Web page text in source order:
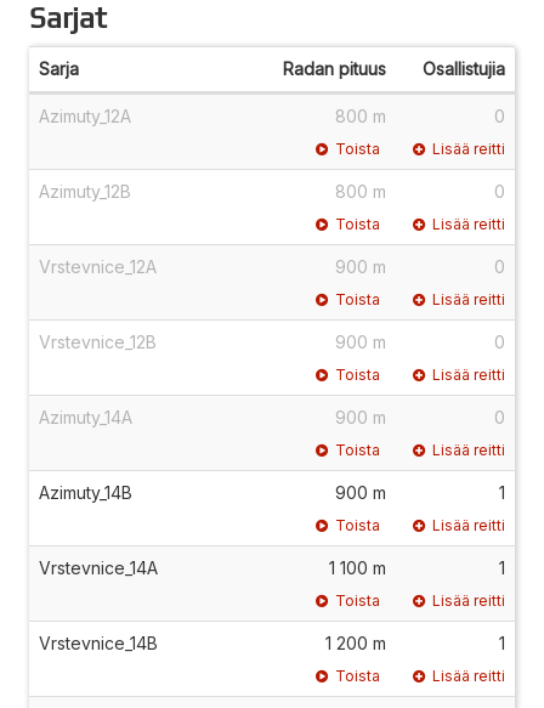
Sarjat
Sarja Radan pituus Osallistujia
Azimuty_12A 800 m 0
Toista Lisää reitti
Azimuty_12B 800 m 0
Toista Lisää reitti
Vrstevnice_12A 900 m 0
Toista Lisää reitti
Vrstevnice_12B 900 m 0
Toista Lisää reitti
Azimuty_14A 900 m 0
Toista Lisää reitti
Azimuty_14B 900 m 1
Toista Lisää reitti
Vrstevnice_14A 1 100 m 1
Toista Lisää reitti
Vrstevnice_14B 1 200 m 1
Toista Lisää reitti